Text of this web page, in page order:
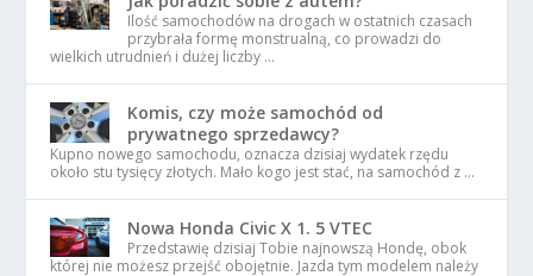
Ilość samochodów na drogach w ostatnich czasach
przybrała formę monstrualną, co prowadzi do
wielkich utrudnień i dużej liczby …
Komis, czy może samochód od
prywatnego sprzedawcy?
Kupno nowego samochodu, oznacza dzisiaj wydatek rzędu
około stu tysięcy złotych. Mało kogo jest stać, na samochód z …
Nowa Honda Civic X 1. 5 VTEC
Przedstawię dzisiaj Tobie najnowszą Hondę, obok
której nie możesz przejść obojętnie. Jazda tym modelem należy